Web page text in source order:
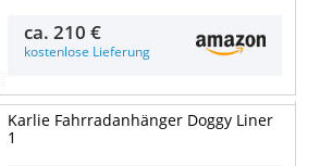
ca.210 €
kostenlose Lieferung
Karlie Fahrradanhänger Doggy Liner
1